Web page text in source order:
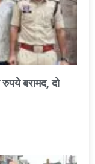
बरामद, दो